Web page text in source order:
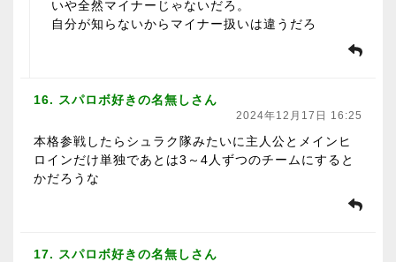
いや全然マイナーじゃないだろ。
自分が知らないからマイナー扱いは違うだろ
16. スパロボ好きの名無しさん
2024年12月17日 16:25
本格参戦したらシュラク隊みたいに主人公とメインヒ
ロインだけ単独であとは3～4人ずつのチームにすると
かだろうな
17. スパロボ好きの名無しさん